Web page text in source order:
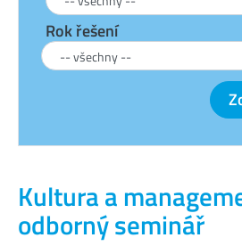
Kultura a
odborný seminář
Rok řešení